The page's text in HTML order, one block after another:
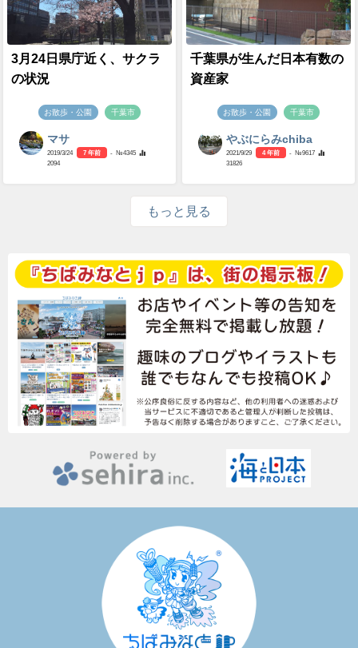
3月24日県庁近く、サクラ
の状況
お散歩・公園 千葉市
マサ
2019/3/24 7 年前
- №4345
2094
千葉県が生んだ日本有数の
資産家
お散歩・公園 千葉市
やぶにらみchiba
2021/9/29 4 年前
- №9617
31826
もっと見る